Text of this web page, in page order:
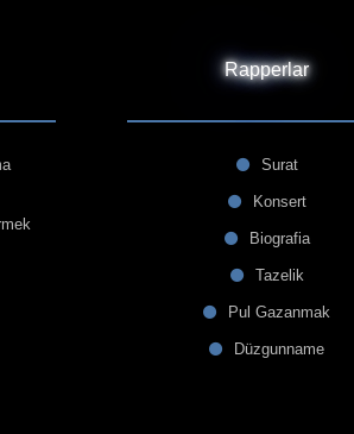
Rapperlar
Surat
Konsert
Biografia
Tazelik
Pul Gazanmak
Düzgunname